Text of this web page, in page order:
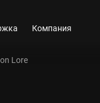
Компания
Lore